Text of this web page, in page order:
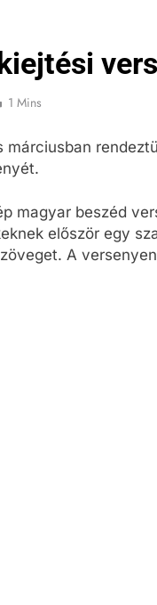
1 Mins
márciusban
magyar beszéd
először egy
A